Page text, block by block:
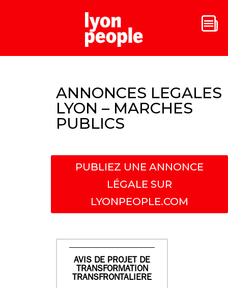
ANNONCES LEGALES
LYON – MARCHES
PUBLICS
PUBLIEZ UNE ANNONCE
LÉGALE SUR
LYONPEOPLE.COM
AVIS DE PROJET DE
TRANSFORMATION
TRANSFRONTALIERE